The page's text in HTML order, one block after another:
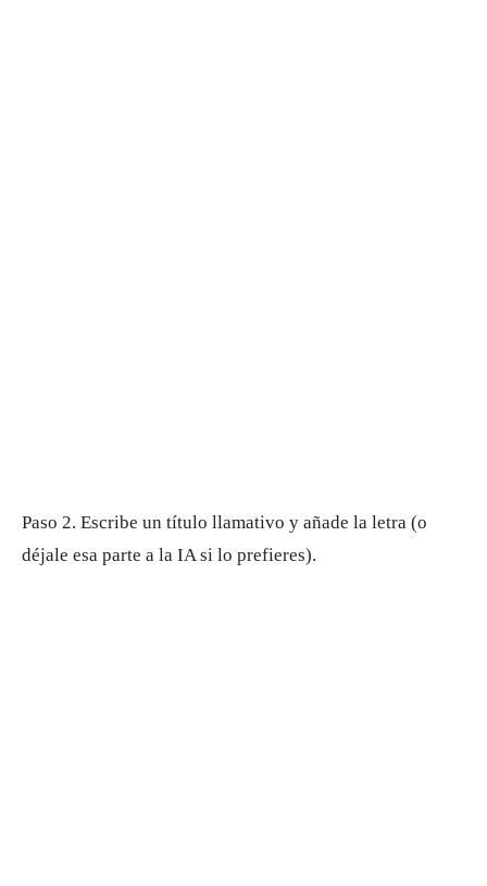
Paso 2. Escribe un título llamativo y añade la letra (o
déjale esa parte a la IA si lo prefieres).